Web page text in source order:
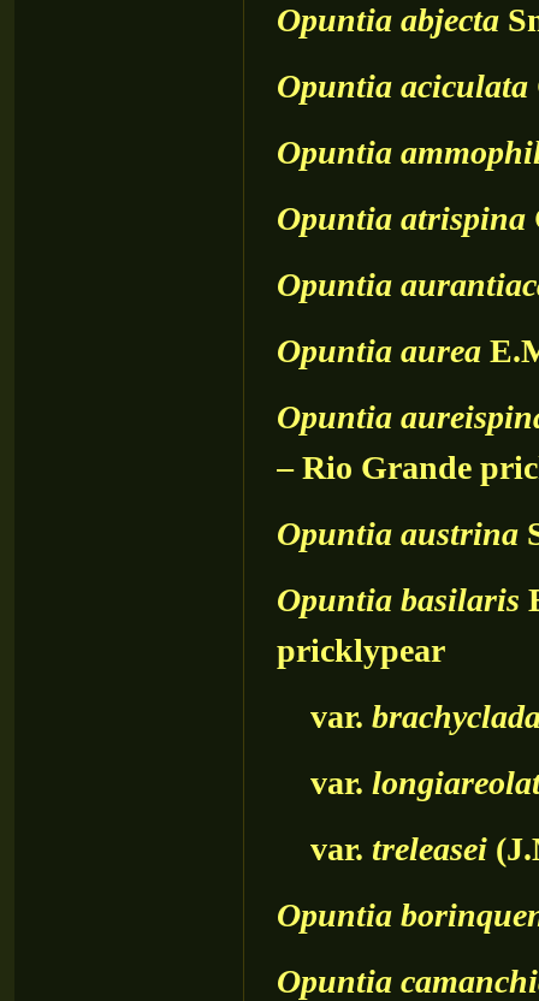
Opuntia abjecta
Opuntia aciculata
Opuntia
Opuntia atrispina
Opuntia
Opuntia aurea
Opuntia
– Rio Grande
Opuntia austrina
Opuntia basilaris
pricklypear
var.
var.
var. treleasei
Opuntia
Opuntia